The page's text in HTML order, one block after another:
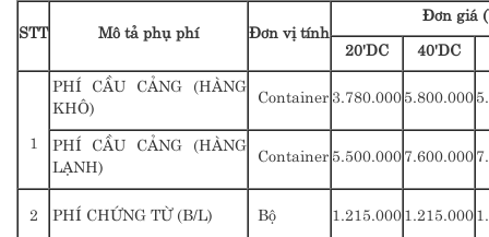
STT Mô tả phụ phí Đơn vị tính
Đơn giá
20'DC
40'DC
1
PHÍ CẦU CẢNG (HÀNG
KHÔ)
Container 3.780.0005.800.000
PHÍ CẦU CẢNG (HÀNG
LẠNH)
Container 5.500.0007.600.000
2 PHÍ CHỨNG TỪ (B/L) Bộ 1.215.0001.215.000